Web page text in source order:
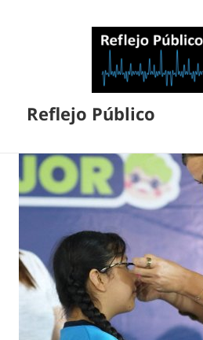
Reflejo Público